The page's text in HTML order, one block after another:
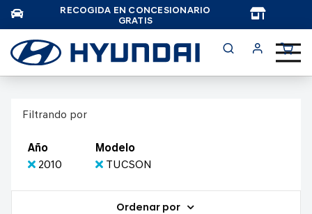
RECOGIDA EN CONCESIONARIO
GRATIS
Filtrando por
Año
2010
Modelo
TUCSON
Ordenar por